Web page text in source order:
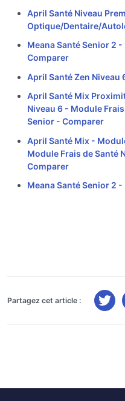
April Santé Niveau
Optique/Dentaire/
Meana Santé Senior 2
Comparer
April Santé Zen Niveau
April Santé Mix
Niveau 6 - Module
Senior - Comparer
April Santé Mix -
Module Frais de Santé
Comparer
Meana Santé Senior 2
Partagez cet article :